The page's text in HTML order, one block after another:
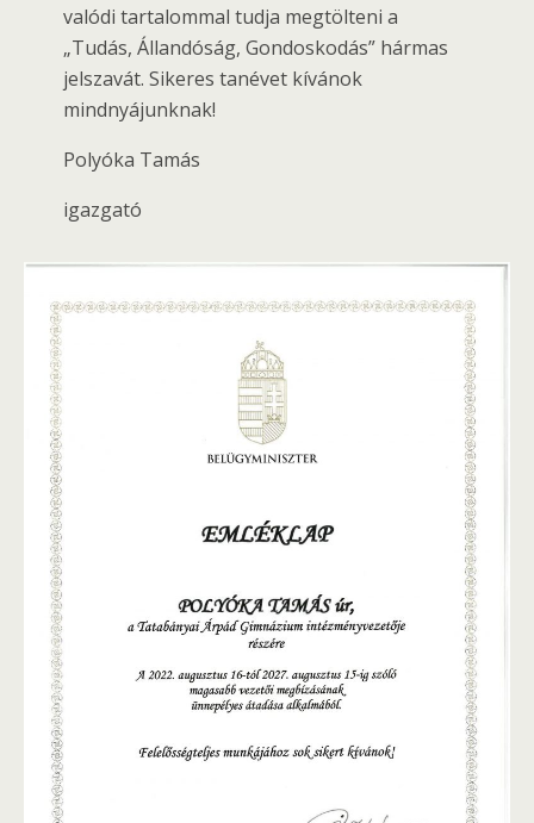
valódi tartalommal tudja megtölteni a
„Tudás, Állandóság, Gondoskodás” hármas
jelszavát. Sikeres tanévet kívánok
mindnyájunknak!
Polyóka Tamás
igazgató